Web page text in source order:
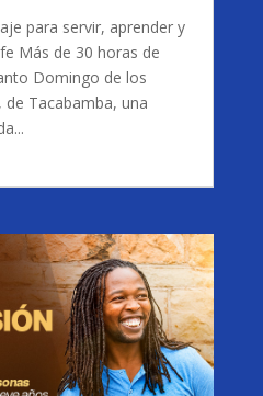
para servir, aprender y
Más de 30 horas de
Domingo de los
de Tacabamba, una